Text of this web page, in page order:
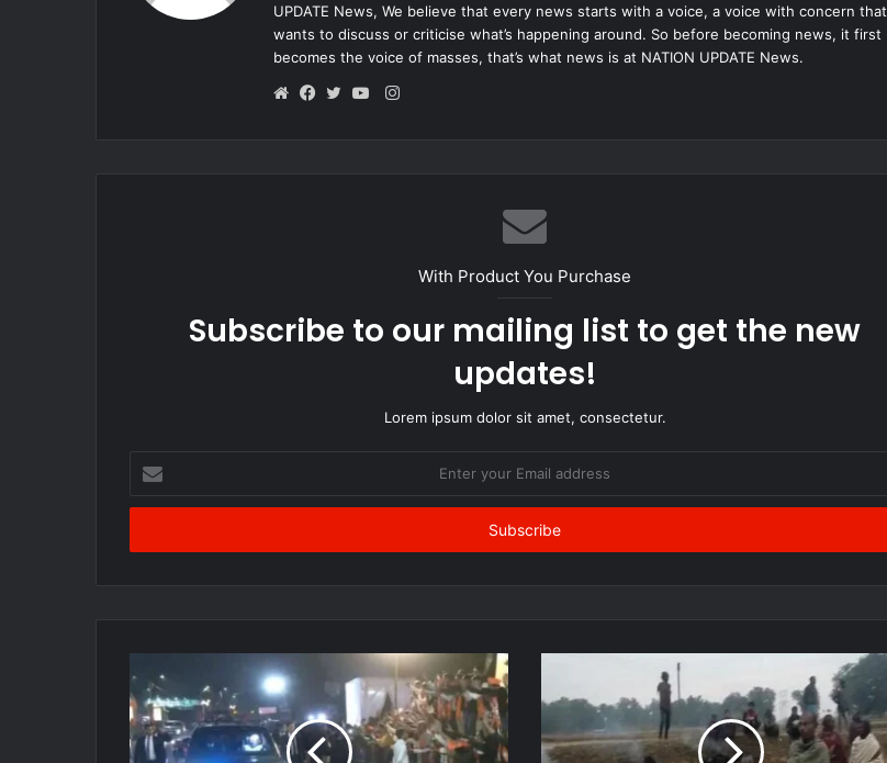
UPDATE News, We believe that every news starts with a voice, a voice with concern that
wants to discuss or criticise what’s happening around. So before becoming news, it first
becomes the voice of masses, that’s what news is at NATION UPDATE News.
Instagram
With Product You Purchase
Subscribe to our mailing list to get the new
updates!
Lorem ipsum dolor sit amet, consectetur.
your
Email